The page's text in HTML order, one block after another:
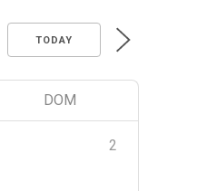
TODAY
DOM
2